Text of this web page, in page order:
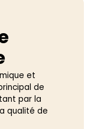
et
de
par la
qualité de